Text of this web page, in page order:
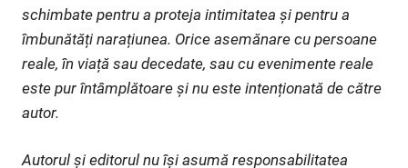
schimbate pentru a proteja intimitatea și pentru a
îmbunătăți narațiunea. Orice asemănare cu persoane
reale, în viață sau decedate, sau cu evenimente reale
este pur întâmplătoare și nu este intenționată de către
autor.
Autorul și editorul nu își asumă responsabilitatea